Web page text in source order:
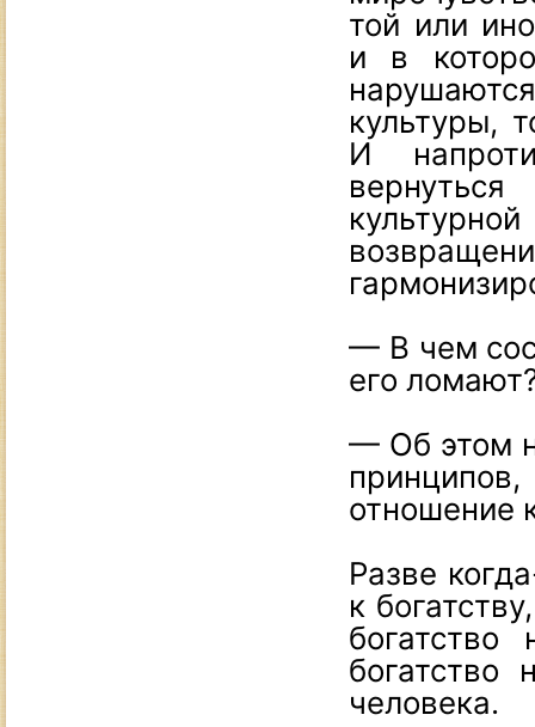
той или
и в
культуры,
И
— В чем
его
— Об этом
отношение
Разве
к
богатство
человека.